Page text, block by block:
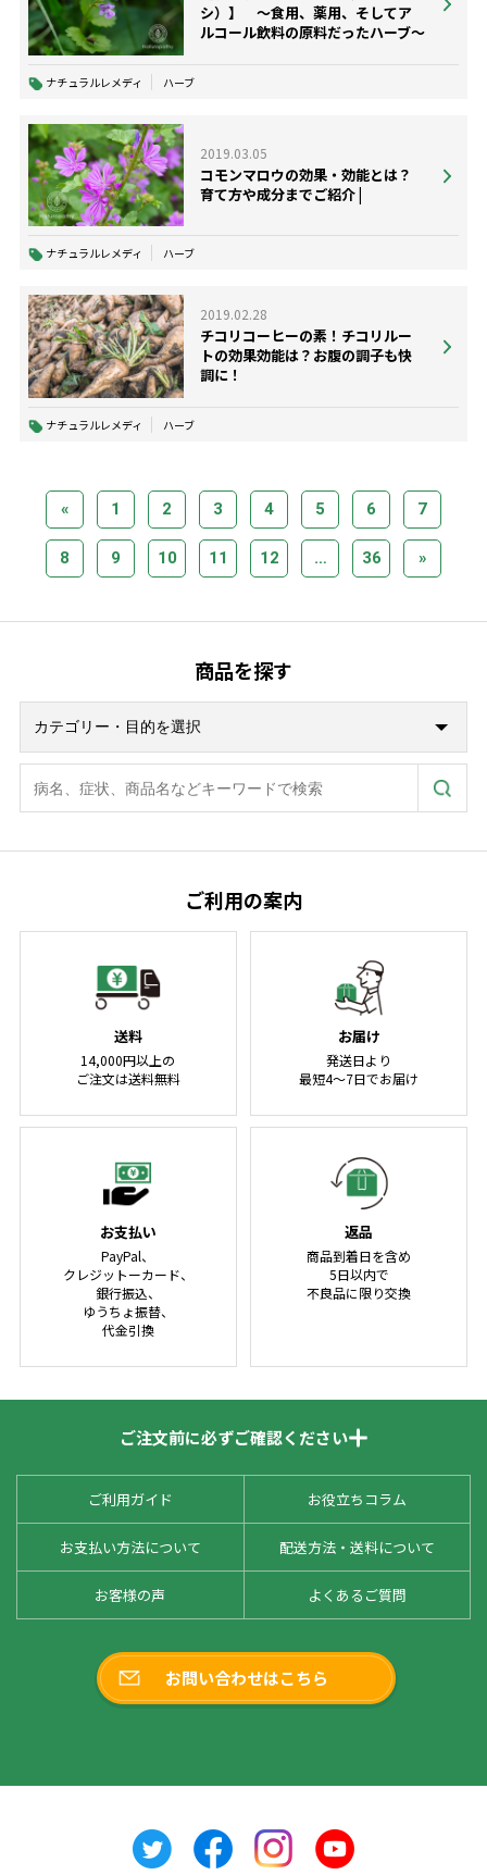
シ）】 ～食用、薬用、そしてア
ルコール飲料の原料だったハーブ～
ナチュラルレメディ ハーブ
2019.03.05
コモンマロウの効果・効能とは？
育て方や成分までご紹介 |
ナチュラルレメディ ハーブ
2019.02.28
チコリコーヒーの素！チコリルー
トの効果効能は？お腹の調子も快
調に！
ナチュラルレメディ ハーブ
« 1 2 3 4 5 6 7
8 9 10 11 12 … 36 »
商品を探す
ご利用の案内
送料
14,000円以上の
ご注文は送料無料
お届け
発送日より
最短4～7日でお届け
お支払い
PayPal、
クレジットーカード、
銀行振込、
ゆうちょ振替、
代金引換
返品
商品到着日を含め
5日以内で
不良品に限り交換
ご注文前に必ずご確認ください
ご利用ガイド お役立ちコラム
お支払い方法について 配送方法・送料について
お客様の声 よくあるご質問
お問い合わせはこちら